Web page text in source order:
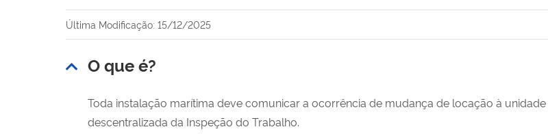
Última Modificação: 15/12/2025
O que é?
Toda instalação marítima deve comunicar a ocorrência de mudança de locação à unidade
descentralizada da Inspeção do Trabalho.